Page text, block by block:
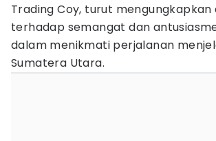
Trading Coy, turut mengungkapkan
terhadap semangat dan
dalam menikmati perjalanan
Sumatera Utara.